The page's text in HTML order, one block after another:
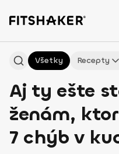
Všetky Recepty
Aj ty ešte
ženám,
7 chýb v